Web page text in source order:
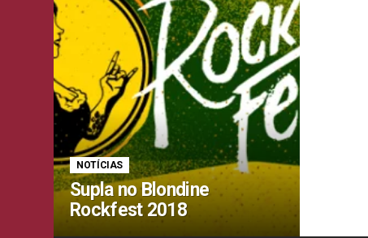
NOTÍCIAS
Supla no Blondine
Rockfest 2018